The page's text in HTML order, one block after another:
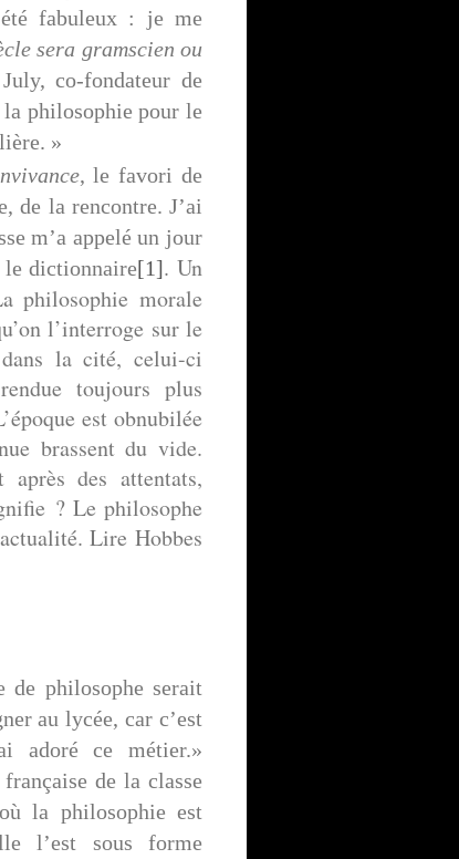
fabuleux : je me
sera gramscien ou
co-fondateur de
la philosophie pour le
»
, le favori de
de la rencontre. J’ai
m’a appelé un jour
le dictionnaire[1]. Un
philosophie morale
l’interroge sur le
la cité, celui-ci
toujours plus
est obnubilée
brassent du vide.
après des attentats,
? Le philosophe
Lire Hobbes
philosophe serait
au lycée, car c’est
adoré ce métier.»
de la classe
la philosophie est
l’est sous forme